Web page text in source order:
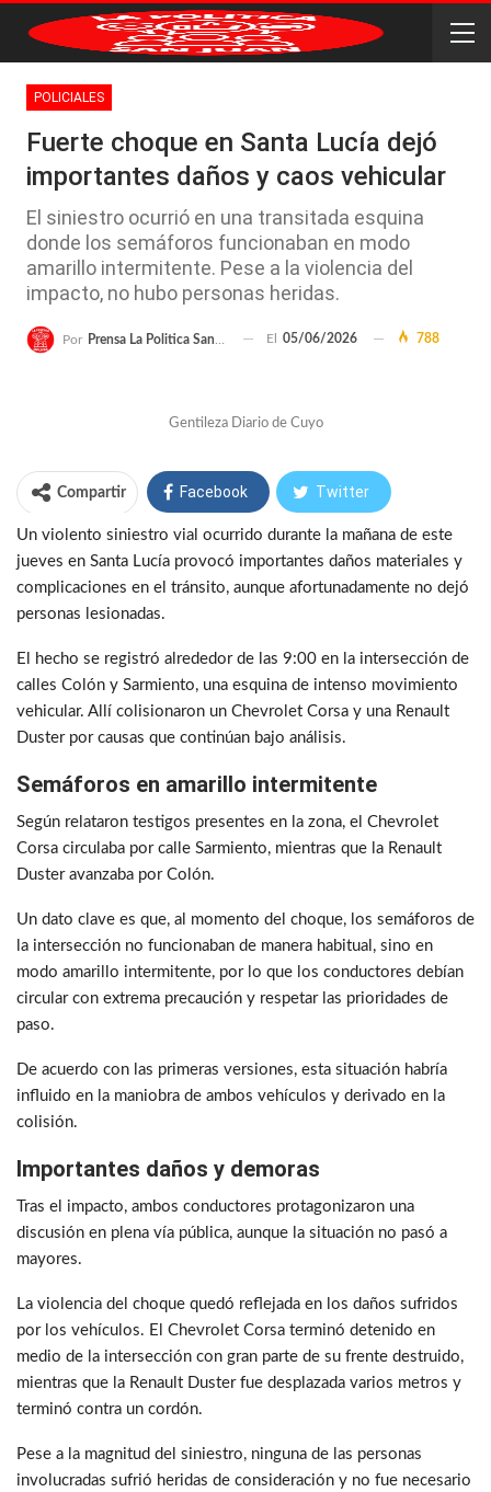
POLICIALES
Fuerte choque en Santa Lucía dejó
importantes daños y caos vehicular
El siniestro ocurrió en una transitada esquina
donde los semáforos funcionaban en modo
amarillo intermitente. Pese a la violencia del
impacto, no hubo personas heridas.
Por Prensa La Politica San Juan El 05/06/2026 788
Gentileza Diario de Cuyo
Compartir Facebook Twitter
WhatsApp Telegram
Un violento siniestro vial ocurrido durante la mañana de este
jueves en Santa Lucía provocó importantes daños materiales y
complicaciones en el tránsito, aunque afortunadamente no dejó
personas lesionadas.
El hecho se registró alrededor de las 9:00 en la intersección de
calles Colón y Sarmiento, una esquina de intenso movimiento
vehicular. Allí colisionaron un Chevrolet Corsa y una Renault
Duster por causas que continúan bajo análisis.
Semáforos en amarillo intermitente
Según relataron testigos presentes en la zona, el Chevrolet
Corsa circulaba por calle Sarmiento, mientras que la Renault
Duster avanzaba por Colón.
Un dato clave es que, al momento del choque, los semáforos de
la intersección no funcionaban de manera habitual, sino en
modo amarillo intermitente, por lo que los conductores debían
circular con extrema precaución y respetar las prioridades de
paso.
De acuerdo con las primeras versiones, esta situación habría
influido en la maniobra de ambos vehículos y derivado en la
colisión.
Importantes daños y demoras
Tras el impacto, ambos conductores protagonizaron una
discusión en plena vía pública, aunque la situación no pasó a
mayores.
La violencia del choque quedó reflejada en los daños sufridos
por los vehículos. El Chevrolet Corsa terminó detenido en
medio de la intersección con gran parte de su frente destruido,
mientras que la Renault Duster fue desplazada varios metros y
terminó contra un cordón.
Pese a la magnitud del siniestro, ninguna de las personas
involucradas sufrió heridas de consideración y no fue necesario